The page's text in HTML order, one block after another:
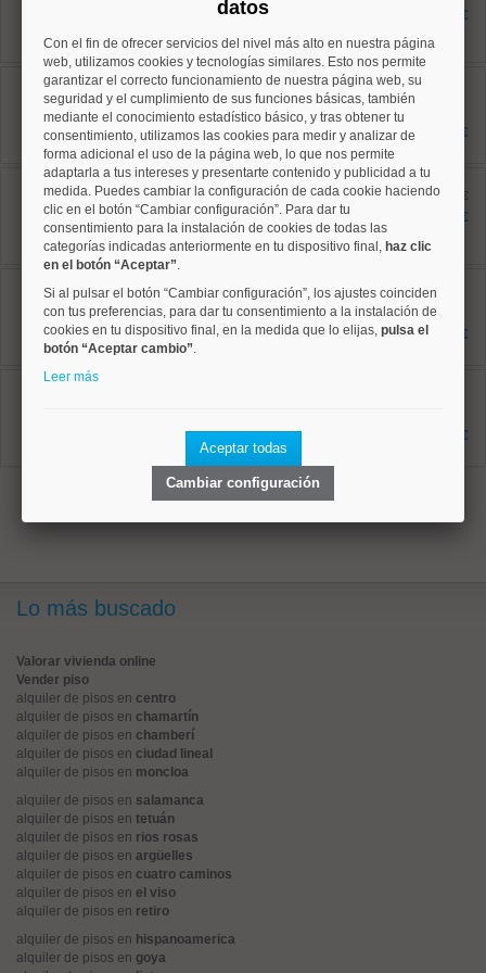
2 baños
2.400 €
Ciudad Lineal, Costillares
Ref: 50004752
120 m²
3 dormitorios
2 baños
2.100 €
Salamanca, Lista
Ref: 50004726
130 m²
2 dormitorios
2 baños
antes 2.950 €
2.500 €
Ref: 50004758
160 m²
3 dormitorios
3 baños
5.775 €
4 dormitorios
3 baños
3.480 €
1
Lo más buscado
Valorar vivienda online
Vender piso
alquiler de pisos en centro
alquiler de pisos en chamartín
alquiler de pisos en chamberí
alquiler de pisos en ciudad lineal
alquiler de pisos en moncloa
alquiler de pisos en salamanca
alquiler de pisos en tetuán
alquiler de pisos en rios rosas
alquiler de pisos en argüelles
alquiler de pisos en cuatro caminos
alquiler de pisos en el viso
alquiler de pisos en retiro
alquiler de pisos en hispanoamerica
alquiler de pisos en goya
datos
Con el fin de ofrecer servicios del nivel más alto en nuestra página
web, utilizamos cookies y tecnologías similares. Esto nos permite
garantizar el correcto funcionamiento de nuestra página web, su
seguridad y el cumplimiento de sus funciones básicas, también
mediante el conocimiento estadístico básico, y tras obtener tu
consentimiento, utilizamos las cookies para medir y analizar de
forma adicional el uso de la página web, lo que nos permite
adaptarla a tus intereses y presentarte contenido y publicidad a tu
medida. Puedes cambiar la configuración de cada cookie haciendo
clic en el botón “Cambiar configuración”. Para dar tu
consentimiento para la instalación de cookies de todas las
categorías indicadas anteriormente en tu dispositivo final, haz clic
en el botón “Aceptar”.
Si al pulsar el botón “Cambiar configuración”, los ajustes coinciden
con tus preferencias, para dar tu consentimiento a la instalación de
cookies en tu dispositivo final, en la medida que lo elijas, pulsa el
botón “Aceptar cambio”.
Leer más
Aceptar todas
Cambiar configuración